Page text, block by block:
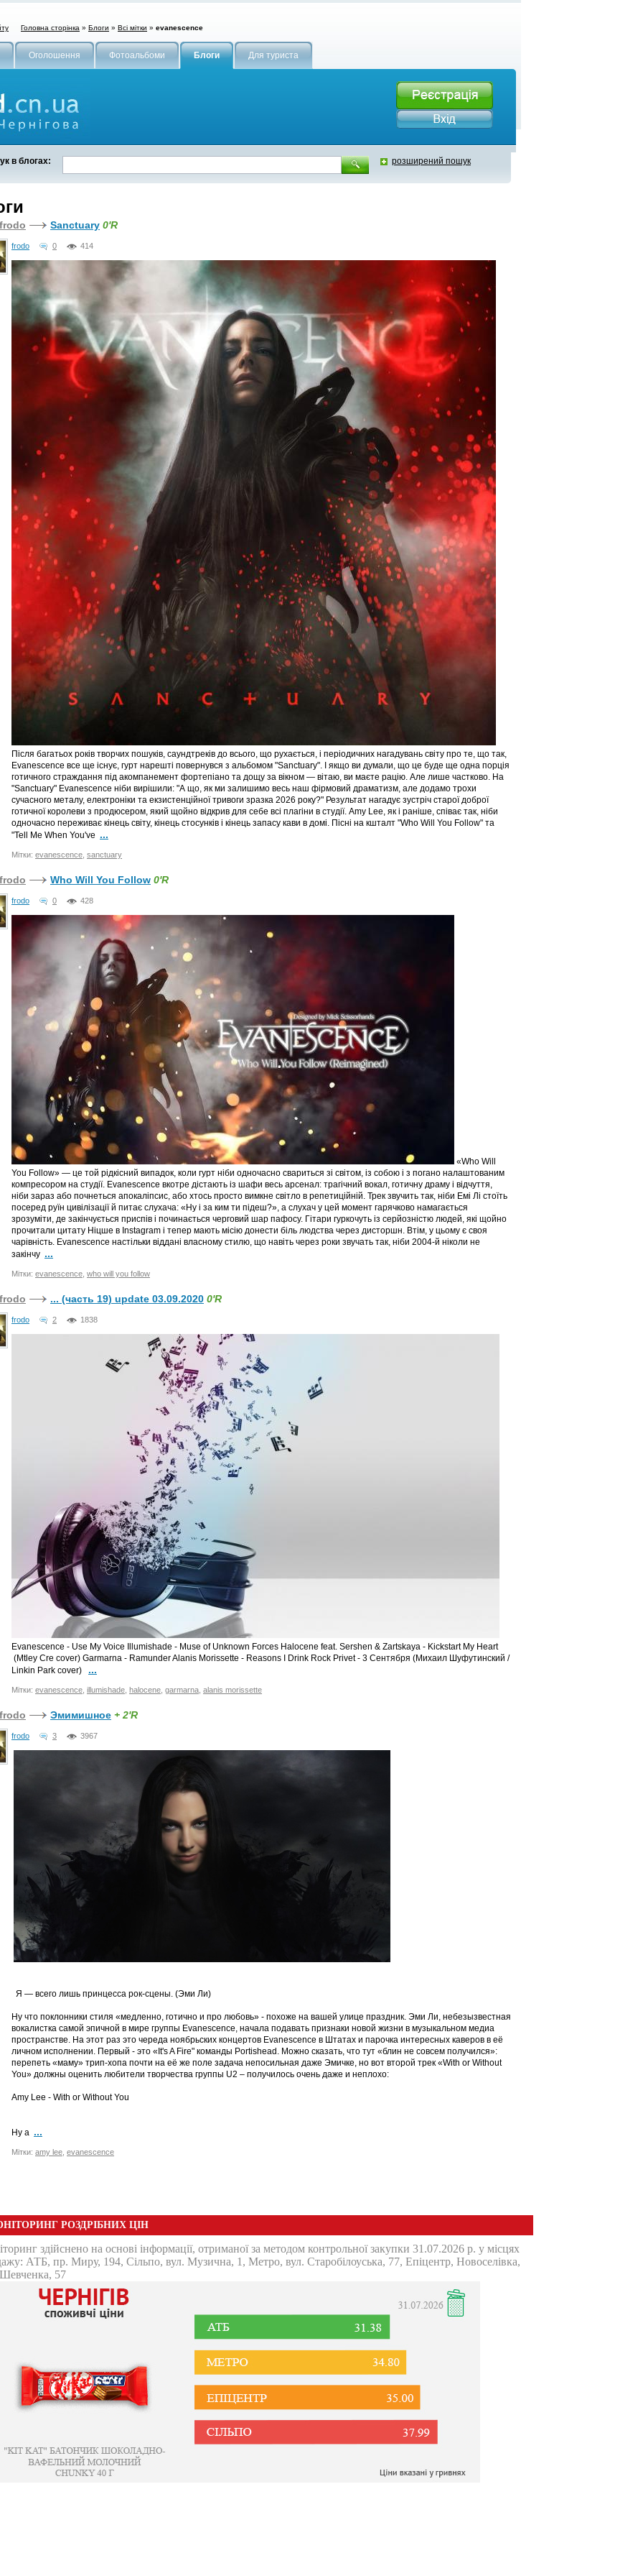
Головна сторінка » Блоги » Всі мітки » evanescence
Оголошення Фотоальбоми Блоги Для туриста
в блогах: розширений пошук
Sanctuary 0'R
frodo 0 414
Після багатьох років творчих пошуків, саундтреків до всього, що рухається, і періодичних нагадувань світу про те, що так,
Evanescence все ще існує, гурт нарешті повернувся з альбомом "Sanctuary". І якщо ви думали, що це буде ще одна порція
готичного страждання під акомпанемент фортепіано та дощу за вікном — вітаю, ви маєте рацію. Але лише частково. На
"Sanctuary" Evanescence ніби вирішили: "А що, як ми залишимо весь наш фірмовий драматизм, але додамо трохи
сучасного металу, електроніки та екзистенційної тривоги зразка 2026 року?" Результат нагадує зустріч старої доброї
готичної королеви з продюсером, який щойно відкрив для себе всі плагіни в студії. Amy Lee, як і раніше, співає так, ніби
одночасно переживає кінець світу, кінець стосунків і кінець запасу кави в домі. Пісні на кшталт "Who Will You Follow" та
"Tell Me When You've ...
Мітки: evanescence sanctuary
Who Will You Follow 0'R
frodo 0 428
«Who Will
You Follow» — це той рідкісний випадок, коли гурт ніби одночасно свариться зі світом, із собою і з погано налаштованим
компресором на студії. Evanescence вкотре дістають із шафи весь арсенал: трагічний вокал, готичну драму і відчуття,
ніби зараз або почнеться апокаліпсис, або хтось просто вимкне світло в репетиційній. Трек звучить так, ніби Емі Лі стоїть
посеред руїн цивілізації й питає слухача: «Ну і за ким ти підеш?», а слухач у цей момент гарячково намагається
зрозуміти, де закінчується приспів і починається черговий шар пафосу. Гітари гуркочуть із серйозністю людей, які щойно
прочитали цитату Ніцше в Instagram і тепер мають місію донести біль людства через дисторшн. Втім, у цьому є своя
чарівність. Evanescence настільки віддані власному стилю, що навіть через роки звучать так, ніби 2004-й ніколи не
закінчу ...
Мітки: evanescence who will you follow
... (часть 19) update 03.09.2020 0'R
frodo 2 1838
Evanescence - Use My Voice Illumishade - Muse of Unknown Forces Halocene feat. Sershen & Zartskaya - Kickstart My Heart
(Mtley Cre cover) Garmarna - Ramunder Alanis Morissette - Reasons I Drink Rock Privet - 3 Сентября (Михаил Шуфутинский /
Linkin Park cover) ...
Мітки: evanescence illumishade halocene garmarna alanis morissette
Эмимишное + 2'R
frodo 3 3967
Я — всего лишь принцесса рок-сцены. (Эми Ли)
Ну что поклонники стиля «медленно, готично и про любовь» - похоже на вашей улице праздник. Эми Ли, небезызвестная
вокалистка самой эпичной в мире группы Evanescence, начала подавать признаки новой жизни в музыкальном медиа
пространстве. На этот раз это череда ноябрьских концертов Evanescence в Штатах и парочка интересных каверов в её
личном исполнении. Первый - это «It's A Fire" команды Portishead. Можно сказать, что тут «блин не совсем получился»:
перепеть «маму» трип-хопа почти на её же поле задача непосильная даже Эмичке, но вот второй трек «With or Without
You» должны оценить любители творчества группы U2 – получилось очень даже и неплохо:
Amy Lee - With or Without You
Ну а ...
Мітки: amy lee evanescence